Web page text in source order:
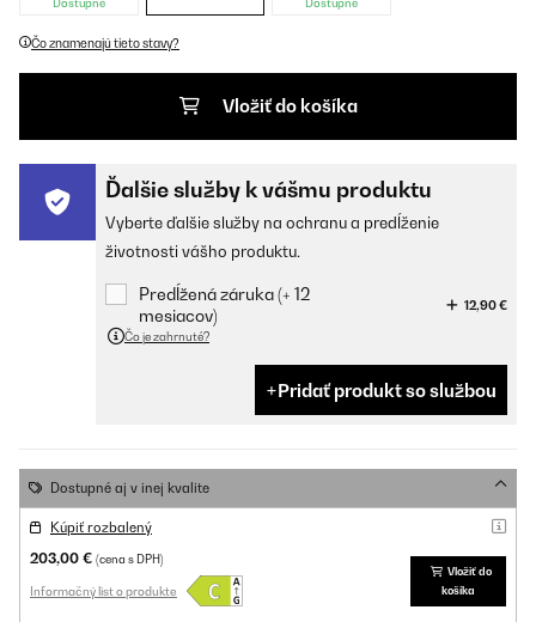
Dostupné Dostupné
Čo znamenajú tieto stavy?
Vložiť do košíka
Ďalšie služby k vášmu produktu
Vyberte ďalšie služby na ochranu a predĺženie
životnosti vášho produktu.
Predĺžená záruka (+ 12
mesiacov)
12,90 €
Čo je zahrnuté?
Pridať produkt so službou
Dostupné aj v inej kvalite
Kúpiť rozbalený
203,00 € (cena s DPH)
Informačný list o produkte
Vložiť do
košíka